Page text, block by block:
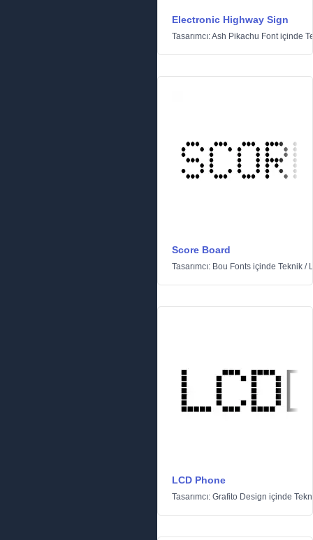
Electronic Highway Sign
Tasarımcı:Ash Pikachu Fontiçinde
Score Board
Tasarımcı: Bou Fonts içinde Teknik /
LCD Phone
Tasarımcı: Grafito Design içinde